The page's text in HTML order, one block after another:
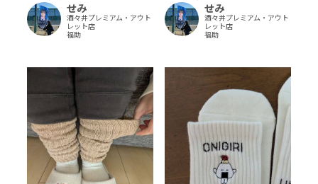
せみ
酒々井プレミアム・アウト
レット店
福助
せみ
酒々井プレミアム・アウト
レット店
福助